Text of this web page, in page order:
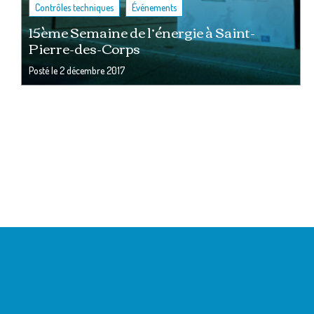
Contrôles techniques , Événements
15ème Semaine de l’énergie à Saint-
Pierre-des-Corps
Posté le2 décembre 2017